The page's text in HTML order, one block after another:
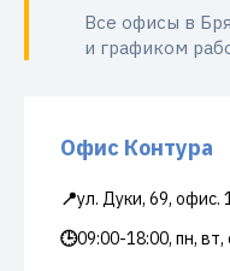
Все офисы в
и графиком
Офис Контура
📍ул. Дуки, 69, офис.
🕒09:00-18:00, пн, вт,